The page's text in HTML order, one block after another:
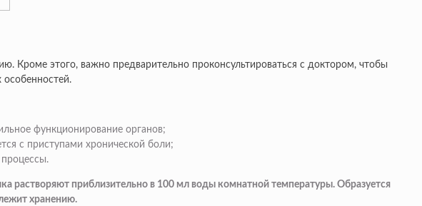
Кроме этого, важно предварительно проконсультироваться с доктором, чтобы
особенностей.
функционирование органов;
с приступами хронической боли;
процессы.
растворяют приблизительно в 100 мл воды комнатной температуры. Образуется
хранению.